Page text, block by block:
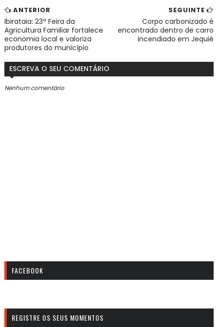
SEGUINTE
Corpo carbonizado é
encontrado dentro de carro
incendiado em Jequié
ANTERIOR
Ibirataia: 23ª Feira da
Agricultura Familiar fortalece
economia local e valoriza
produtores do município
ESCREVA O SEU COMENTÁRIO
Nenhum comentário
FACEBOOK
REGISTRE OS SEUS MOMENTOS